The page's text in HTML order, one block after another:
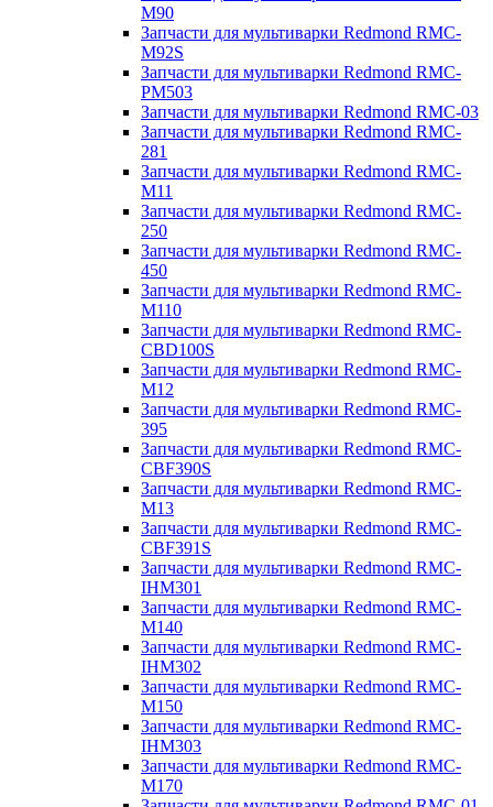
M90
Запчасти для мультиварки Redmond RMC-
M92S
Запчасти для мультиварки Redmond RMC-
PM503
Запчасти для мультиварки Redmond RMC-03
Запчасти для мультиварки Redmond RMC-
281
Запчасти для мультиварки Redmond RMC-
M11
Запчасти для мультиварки Redmond RMC-
250
Запчасти для мультиварки Redmond RMC-
450
Запчасти для мультиварки Redmond RMC-
M110
Запчасти для мультиварки Redmond RMC-
CBD100S
Запчасти для мультиварки Redmond RMC-
M12
Запчасти для мультиварки Redmond RMC-
395
Запчасти для мультиварки Redmond RMC-
CBF390S
Запчасти для мультиварки Redmond RMC-
M13
Запчасти для мультиварки Redmond RMC-
CBF391S
Запчасти для мультиварки Redmond RMC-
IHM301
Запчасти для мультиварки Redmond RMC-
M140
Запчасти для мультиварки Redmond RMC-
IHM302
Запчасти для мультиварки Redmond RMC-
M150
Запчасти для мультиварки Redmond RMC-
IHM303
Запчасти для мультиварки Redmond RMC-
M170